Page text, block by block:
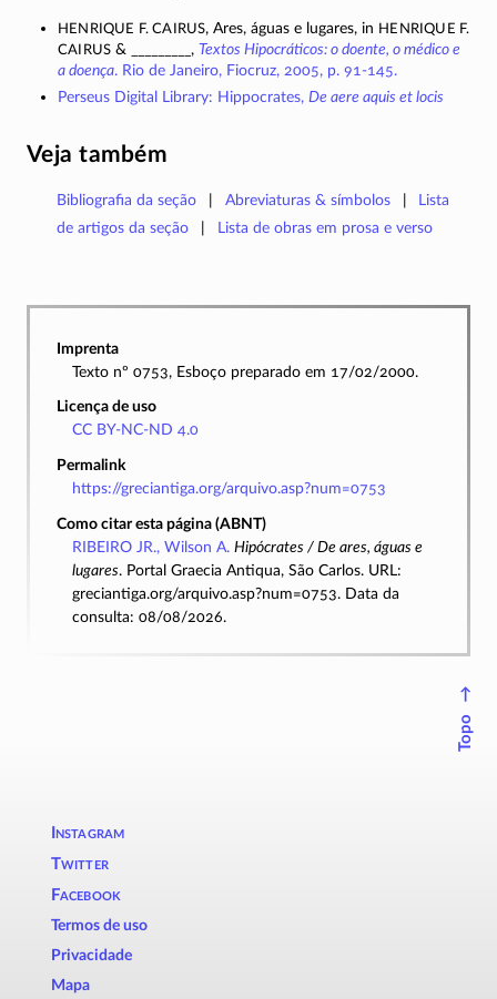
Henrique F. Cairus, Ares, águas e lugares, in Henrique F.
Cairus & _________,Textos Hipocráticos: o doente, o médico e
a doença. Rio de Janeiro, Fiocruz, 2005, p. 91-145.
Perseus Digital Library: Hippocrates, De aere aquis et locis
Veja também
Bibliografia da seção Abreviaturas & símbolos
Lista
de artigos da seção
Lista de obras em prosa e verso
Imprenta
Texto nº 0753, Esboço preparado em 17/02/2000.
Licença de uso
CC BY-NC-ND 4.0
Permalink
https://greciantiga.org/arquivo.asp?num=0753
Como citar esta página (ABNT)
RIBEIRO JR., Wilson A. Hipócrates / De ares, águas e
lugares. Portal Graecia Antiqua, São Carlos. URL:
greciantiga.org/arquivo.asp?num=0753. Data da
consulta: 08/08/2026.
↑
Topo
Instagram
Twitter
Facebook
Termos de uso
Privacidade
Mapa